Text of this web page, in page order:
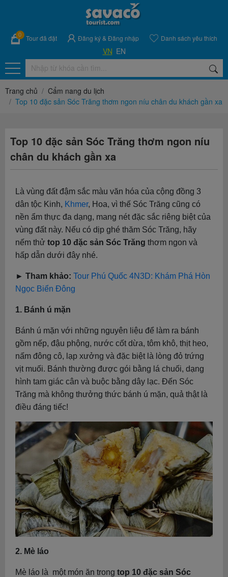
0 Tour đã đặt Đăng ký& Đăng nhập Danh sách yêu thích
VN EN
Trang chủ
Cẩm nang du lịch
Top 10 đặc sản Sóc Trăng thơm ngon níu chân du khách gần xa
Top 10 đặc sản Sóc Trăng thơm ngon níu
chân du khách gần xa
Là vùng đất đậm sắc màu văn hóa của cộng đồng 3
dân tộc Kinh, Khmer, Hoa, vì thế Sóc Trăng cũng có
nền ẩm thực đa dạng, mang nét đặc sắc riêng biệt của
vùng đất này. Nếu có dịp ghé thăm Sóc Trăng, hãy
nếm thử top 10 đặc sản Sóc Trăng thơm ngon và
hấp dẫn dưới đây nhé.
► Tham khảo: Tour Phú Quốc 4N3D: Khám Phá Hòn
Ngọc Biển Đông
1. Bánh ú mặn
Bánh ú mặn với những nguyên liệu để làm ra bánh
gồm nếp, đậu phộng, nước cốt dừa, tôm khô, thịt heo,
nấm đông cô, lạp xưởng và đặc biệt là lòng đỏ trứng
vịt muối. Bánh thường được gói bằng lá chuối, dạng
hình tam giác cân và buộc bằng dây lạc. Đến Sóc
Trăng mà không thưởng thức bánh ú mặn, quả thật là
điều đáng tiếc!
2. Mè láo
Mè láo là một món ăn trong top 10 đặc sản Sóc